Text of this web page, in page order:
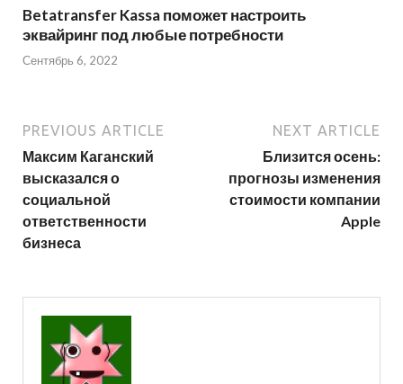
Betatransfer Kassa поможет настроить
эквайринг под любые потребности
Сентябрь 6, 2022
PREVIOUS ARTICLE
Максим Каганский
высказался о
социальной
ответственности
бизнеса
NEXT ARTICLE
Близится осень:
прогнозы изменения
стоимости компании
Apple